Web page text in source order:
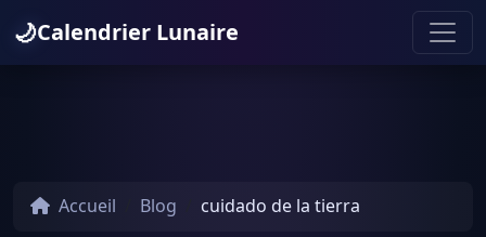
🌙Calendrier Lunaire
Accueil Blog cuidado de la tierra